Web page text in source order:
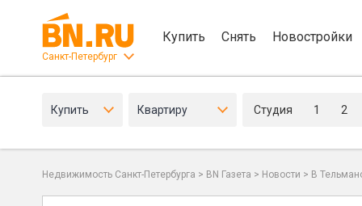
Санкт-Петербург
Купить Снять Новостройки
Купить Квартиру Студия 1 2
Недвижимость Санкт-Петербурга > BN Газета > Новости > В